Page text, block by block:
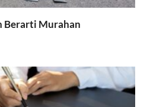
Berarti Murahan